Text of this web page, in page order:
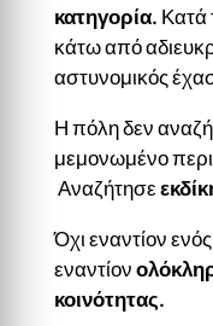
κατηγορία. Κατά
κάτω από
αστυνομικός
Η πόλη δεν
μεμονωμένο
Αναζήτησε
Όχι εναντίον
εναντίον
κοινότητας.